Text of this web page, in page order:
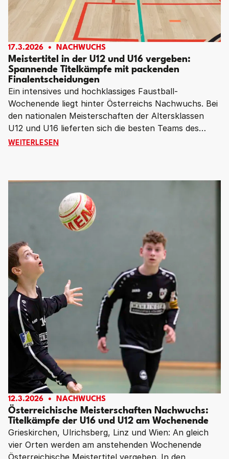
Meistertitel in der U12 und U16 vergeben:
Spannende Titelkämpfe mit packenden
Finalentscheidungen
17.3.2026 NACHWUCHS
Ein intensives und hochklassiges Faustball-
Wochenende liegt hinter Österreichs Nachwuchs. Bei
den nationalen Meisterschaften der Altersklassen
U12 und U16 lieferten sich die besten Teams des
Landes spannende Duelle – mit dramatischen
weiblich) und die UFG Grieskirchen/Pötting (U16
männlich) über die Titel.
WEITERLESENMEISTERTITEL IN DER U12 UND U16 VERGEBEN:
Österreichische Meisterschaften Nachwuchs:
Titelkämpfe der U16 und U12 am Wochenende
12.3.2026 NACHWUCHS
Grieskirchen, Ulrichsberg, Linz und Wien: An gleich
vier Orten werden am anstehenden Wochenende
Österreichische Meistertitel vergeben. In den